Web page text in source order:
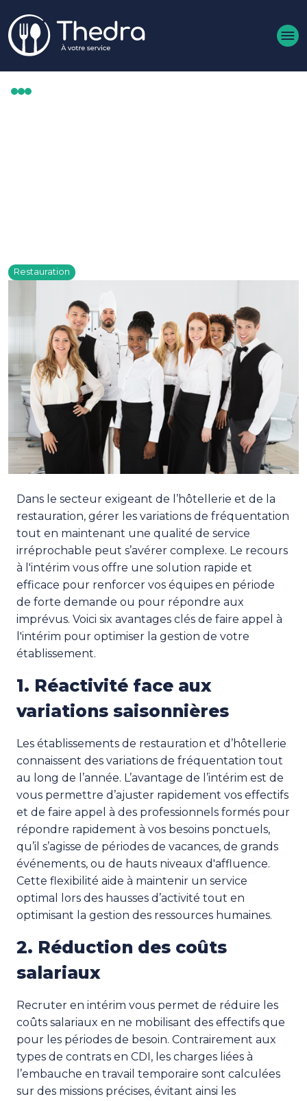
Restauration
Dans le secteur exigeant de l’hôtellerie et de la
restauration, gérer les variations de fréquentation
tout en maintenant une qualité de service
irréprochable peut s’avérer complexe. Le recours
à l'intérim vous offre une solution rapide et
efficace pour renforcer vos équipes en période
de forte demande ou pour répondre aux
imprévus. Voici six avantages clés de faire appel à
l'intérim pour optimiser la gestion de votre
établissement.
1. Réactivité face aux
variations saisonnières
Les établissements de restauration et d’hôtellerie
connaissent des variations de fréquentation tout
au long de l’année. L’avantage de l’intérim est de
vous permettre d’ajuster rapidement vos effectifs
et de faire appel à des professionnels formés pour
répondre rapidement à vos besoins ponctuels,
qu’il s’agisse de périodes de vacances, de grands
événements, ou de hauts niveaux d'affluence.
Cette flexibilité aide à maintenir un service
optimal lors des hausses d’activité tout en
optimisant la gestion des ressources humaines.
2. Réduction des coûts
salariaux
Recruter en intérim vous permet de réduire les
coûts salariaux en ne mobilisant des effectifs que
pour les périodes de besoin. Contrairement aux
types de contrats en CDI, les charges liées à
l’embauche en travail temporaire sont calculées
sur des missions précises, évitant ainsi les